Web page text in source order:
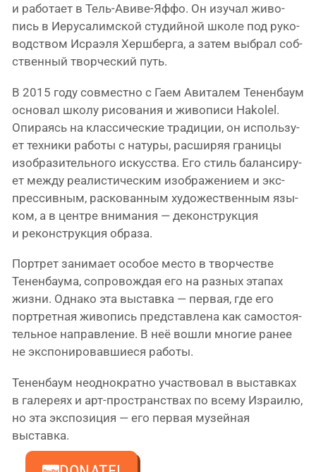
и рабо­та­ет в Тель-Авиве-Яффо. Он изу­чал живо­
пись в Иерусалимской сту­дий­ной шко­ле под руко­
вод­ством Исраэля Хершберга, а затем выбрал соб­
ствен­ный твор­че­ский путь.
В 2015 году сов­мест­но с Гаем Авиталем Тененбаум
осно­вал шко­лу рисо­ва­ния и живо­пи­си Hakolel.
Опираясь на клас­си­че­ские тра­ди­ции, он исполь­зу­
ет тех­ни­ки рабо­ты с нату­ры, рас­ши­ряя гра­ни­цы
изоб­ра­зи­тель­но­го искус­ства. Его стиль балан­си­ру­
ет меж­ду реа­ли­сти­че­ским изоб­ра­же­ни­ем и экс­
прес­сив­ным, рас­ко­ван­ным худо­же­ствен­ным язы­
ком, а в цен­тре вни­ма­ния — декон­струк­ция
и рекон­струк­ция образа.
Портрет зани­ма­ет осо­бое место в твор­че­стве
Тененбаума, сопро­вож­дая его на раз­ных эта­пах
жиз­ни. Однако эта выстав­ка — пер­вая, где его
порт­рет­ная живо­пись пред­став­ле­на как само­сто­я­
тель­ное направ­ле­ние. В неё вошли мно­гие ранее
не экс­по­ни­ро­вав­ши­е­ся работы.
Тененбаум неод­но­крат­но участ­во­вал в выстав­ках
в гале­ре­ях и арт-пространствах по все­му Израилю,
но эта экс­по­зи­ция — его пер­вая музей­ная
выставка.